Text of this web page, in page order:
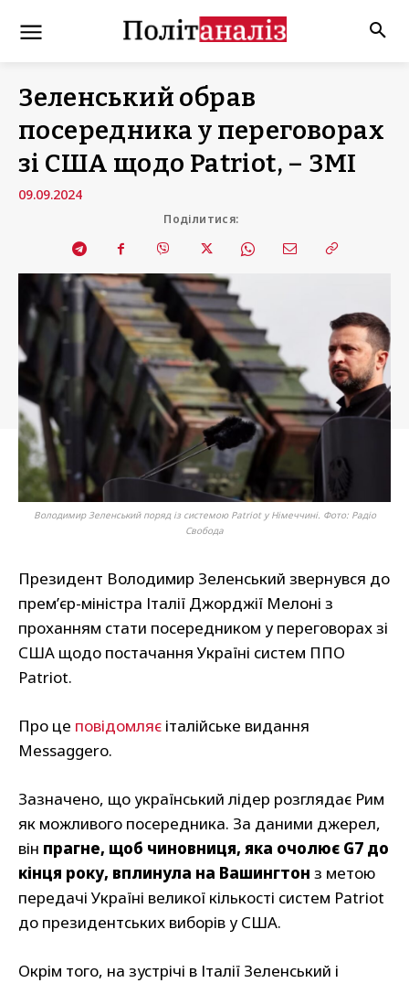
Зеленський обрав
посередника у переговорах
зі США щодо Patriot, – ЗМІ
09.09.2024
Поділитися:
Володимир Зеленський поряд із системою Patriot у Німеччині. Фото: Радіо
Свобода
Президент Володимир Зеленський звернувся до
прем’єр-міністра Італії Джорджії Мелоні з
проханням стати посередником у переговорах зі
США щодо постачання Україні систем ППО
Patriot.
Про це повідомляє італійське видання
Messaggero.
Зазначено, що український лідер розглядає Рим
як можливого посередника. За даними джерел,
він прагне, щоб чиновниця, яка очолює G7 до
кінця року, вплинула на Вашингтон з метою
передачі Україні великої кількості систем Patriot
до президентських виборів у США.
Окрім того, на зустрічі в Італії Зеленський і